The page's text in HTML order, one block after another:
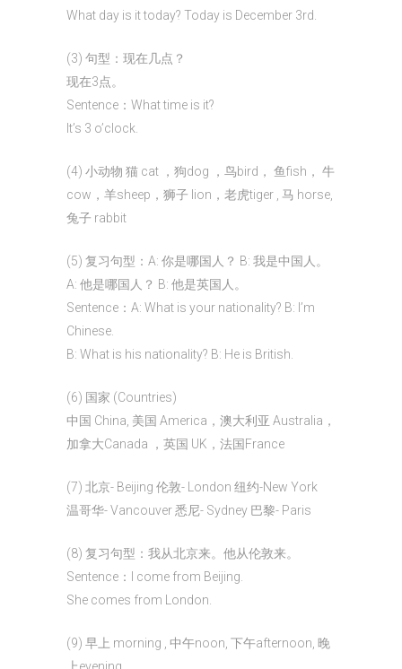
What day is it today? Today is December 3rd.
(3) 句型：现在几点？
现在3点。
Sentence：What time is it?
It’s 3 o’clock.
(4) 小动物 猫 cat ，狗dog ，鸟bird， 鱼fish， 牛
cow，羊sheep，狮子 lion，老虎tiger , 马 horse,
兔子 rabbit
(5) 复习句型：A: 你是哪国人？ B: 我是中国人。
A: 他是哪国人？ B: 他是英国人。
Sentence：A: What is your nationality? B: I’m
Chinese.
B: What is his nationality? B: He is British.
(6) 国家 (Countries)
中国 China, 美国 America，澳大利亚 Australia，
加拿大Canada ，英国 UK，法国France
(7) 北京- Beijing 伦敦- London 纽约-New York
温哥华- Vancouver 悉尼- Sydney 巴黎- Paris
(8) 复习句型：我从北京来。他从伦敦来。
Sentence：I come from Beijing.
She comes from London.
(9) 早上 morning , 中午noon, 下午afternoon, 晚